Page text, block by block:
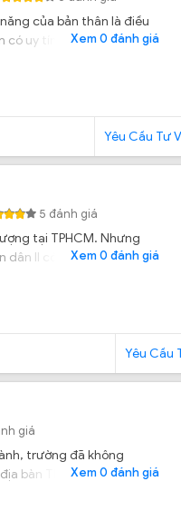
của bản thân là điều
có uy tín, chất lượng có
Xem 0 đánh giá
Yêu Cầu Tư
5 đánh giá
tại TPHCM. Nhưng
dân II có uy tín chất lượng
Xem 0 đánh giá
Yêu Cầu
giá
trường đã không
bàn TPHCM.Xem 0 đánh giá